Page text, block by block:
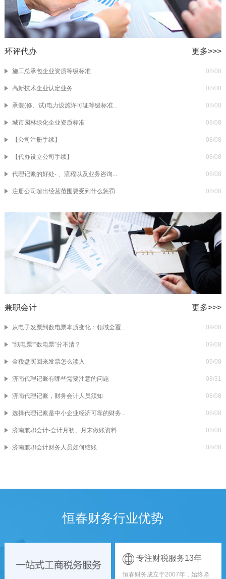
环评代办 更多>>>
施工总承包企业资质等级标准 08/08
高新技术企业认定业务 08/08
承装(修、试)电力设施许可证等级标准... 08/08
城市园林绿化企业资质标准 08/08
【公司注册手续】 08/08
【代办设立公司手续】 08/08
代理记账的好处- 、流程以及业务咨询... 08/08
注册公司超出经营范围要受到什么惩罚 08/08
兼职会计 更多>>>
从电子发票到数电票本质变化：领域全覆... 09/08
“纸电票”“数电票”分不清？ 09/08
金税盘买回来发票怎么读入 09/08
济南代理记账有哪些需要注意的问题 08/31
济南代理记账，财务会计人员须知 08/08
选择代理记账是中小企业经济可靠的财务... 08/08
济南兼职会计-会计月初、月末做账资料... 08/08
济南兼职会计财务人员如何结账 08/08
恒春财务行业优势
专注财税服务13年
恒春财务成立于2007年，始终坚